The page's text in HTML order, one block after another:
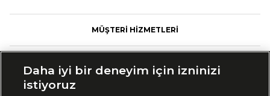
MÜŞTERİ HİZMETLERİ
Daha iyi bir deneyim için izninizi
istiyoruz